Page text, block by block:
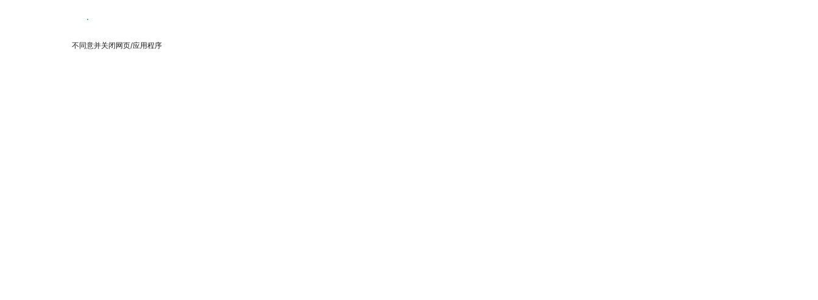
同意
不同意并关闭网页/应用程序